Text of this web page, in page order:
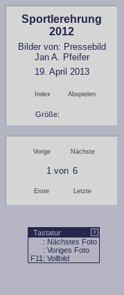
Sportlerehrung
2012
Bilder von: Pressebild
Jan A. Pfeifer
19. April 2013
Index Abspielen
Größe:
Vorige Nächste
1von 6
Erste Letzte
Tastatur X
: Nächstes Foto
: Voriges Foto
F11 : Vollbild